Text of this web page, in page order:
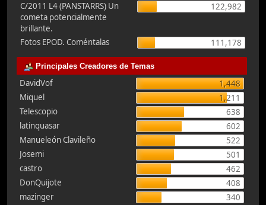
C/2011 L4 (PANSTARRS) Un
cometa potencialmente
brillante.
122,982
Fotos EPOD. Coméntalas 111,178
Principales Creadores de Temas
DavidVof
1,448
Miquel
1,211
Telescopio
638
latinquasar
602
Manueleón Clavileño
522
Josemi
501
castro
462
DonQuijote
408
mazinger
340